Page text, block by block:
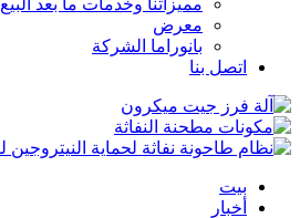
مميزاتنا وخدمات ما بعد البيع
معرض
بانوراما الشركة
اتصل بنا
بيت
أخبار